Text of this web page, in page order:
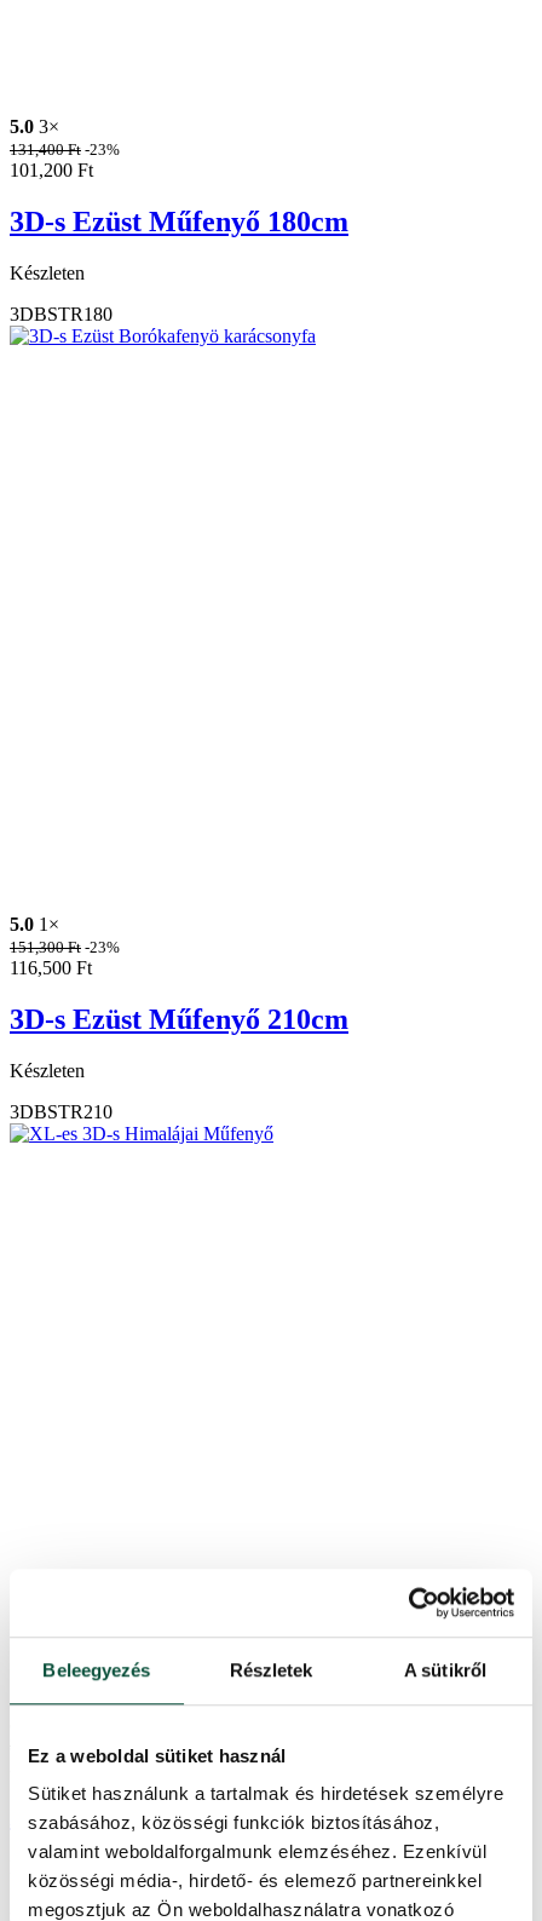
Beleegyezés Részletek A sütikről
Ez a weboldal sütiket használ
Sütiket használunk a tartalmak és hirdetések személyre
szabásához, közösségi funkciók biztosításához,
valamint weboldalforgalmunk elemzéséhez. Ezenkívül
közösségi média-, hirdető- és elemező partnereinkkel
megosztjuk az Ön weboldalhasználatra vonatkozó
5.0 3×
131,400Ft -23%
101,200 Ft
3D-s Ezüst Műfenyő 180cm
Készleten
3DBSTR180
5.0 1×
151,300Ft -23%
116,500 Ft
3D-s Ezüst Műfenyő 210cm
Készleten
3DBSTR210
275,300Ft
XL-es 3D-s Himalájai Műfenyő 240cm
3DBHXL240